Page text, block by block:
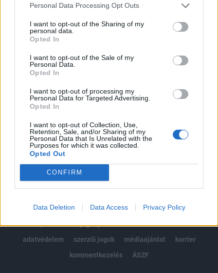
Personal Data Processing Opt Outs
I want to opt-out of the Sharing of my
personal data.
Opted In
I want to opt-out of the Sale of my
Personal Data.
Opted In
I want to opt-out of processing my
Personal Data for Targeted Advertising.
Opted In
I want to opt-out of Collection, Use,
Retention, Sale, and/or Sharing of my
Personal Data that Is Unrelated with the
Purposes for which it was collected.
Opted Out
CONFIRM
Data Deletion Data Access Privacy Policy
tartozik, melynek olvasása előfizetéses
Az előfizetés a következőket tartalmazza:
Kötéslisták: BÉT elmúlt 2 év napon belüli
kötéslistái
Előfizetés
MÁR ELŐFIZETŐNK VAGY?BEJELENTKEZÉS
© 2026 Portfolio
impresszum
jogi nyilatkozat
süti beállítások
adatvédelem
szerzői jogok médiaajánlat
karrier
kommentkezelés
ÁSZF